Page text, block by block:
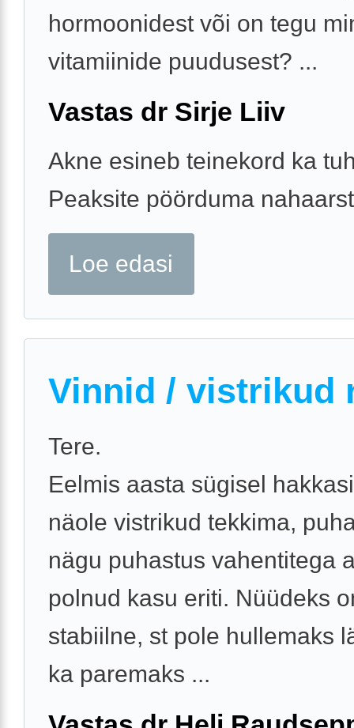
hormoonidest või on tegu
vitamiinide puudusest? ...
Vastas dr Sirje Liiv
Akne esineb teinekord ka
Peaksite pöörduma
Loe edasi
Vinnid / vistrikud
Tere.
Eelmis aasta sügisel
näole vistrikud tekkima,
nägu puhastus vahentitega
polnud kasu eriti. Nüüdeks
stabiilne, st pole hullemaks
ka paremaks ...